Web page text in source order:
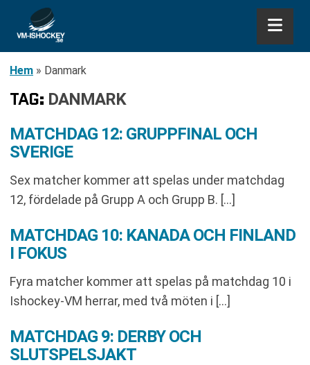
Hem » Danmark
TAG: DANMARK
MATCHDAG 12: GRUPPFINAL OCH
SVERIGE
Sex matcher kommer att spelas under matchdag
12, fördelade på Grupp A och Grupp B. […]
MATCHDAG 10: KANADA OCH FINLAND
I FOKUS
Fyra matcher kommer att spelas på matchdag 10 i
Ishockey-VM herrar, med två möten i […]
MATCHDAG 9: DERBY OCH
SLUTSPELSJAKT